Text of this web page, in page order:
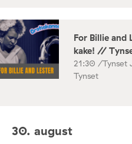
For Billie and
kake! //
21:30 /Tynset
Tynset
30. august